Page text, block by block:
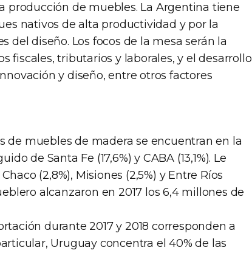
producción de muebles. La Argentina tiene
nativos de alta productividad y por la
del diseño. Los focos de la mesa serán la
fiscales, tributarios y laborales, y el desarrollo
y diseño, entre otros factores
de muebles de madera se encuentran en la
de Santa Fe (17,6%) y CABA (13,1%). Le
(2,8%), Misiones (2,5%) y Entre Ríos
alcanzaron en 2017 los 6,4 millones de
durante 2017 y 2018 corresponden a
Uruguay concentra el 40% de las